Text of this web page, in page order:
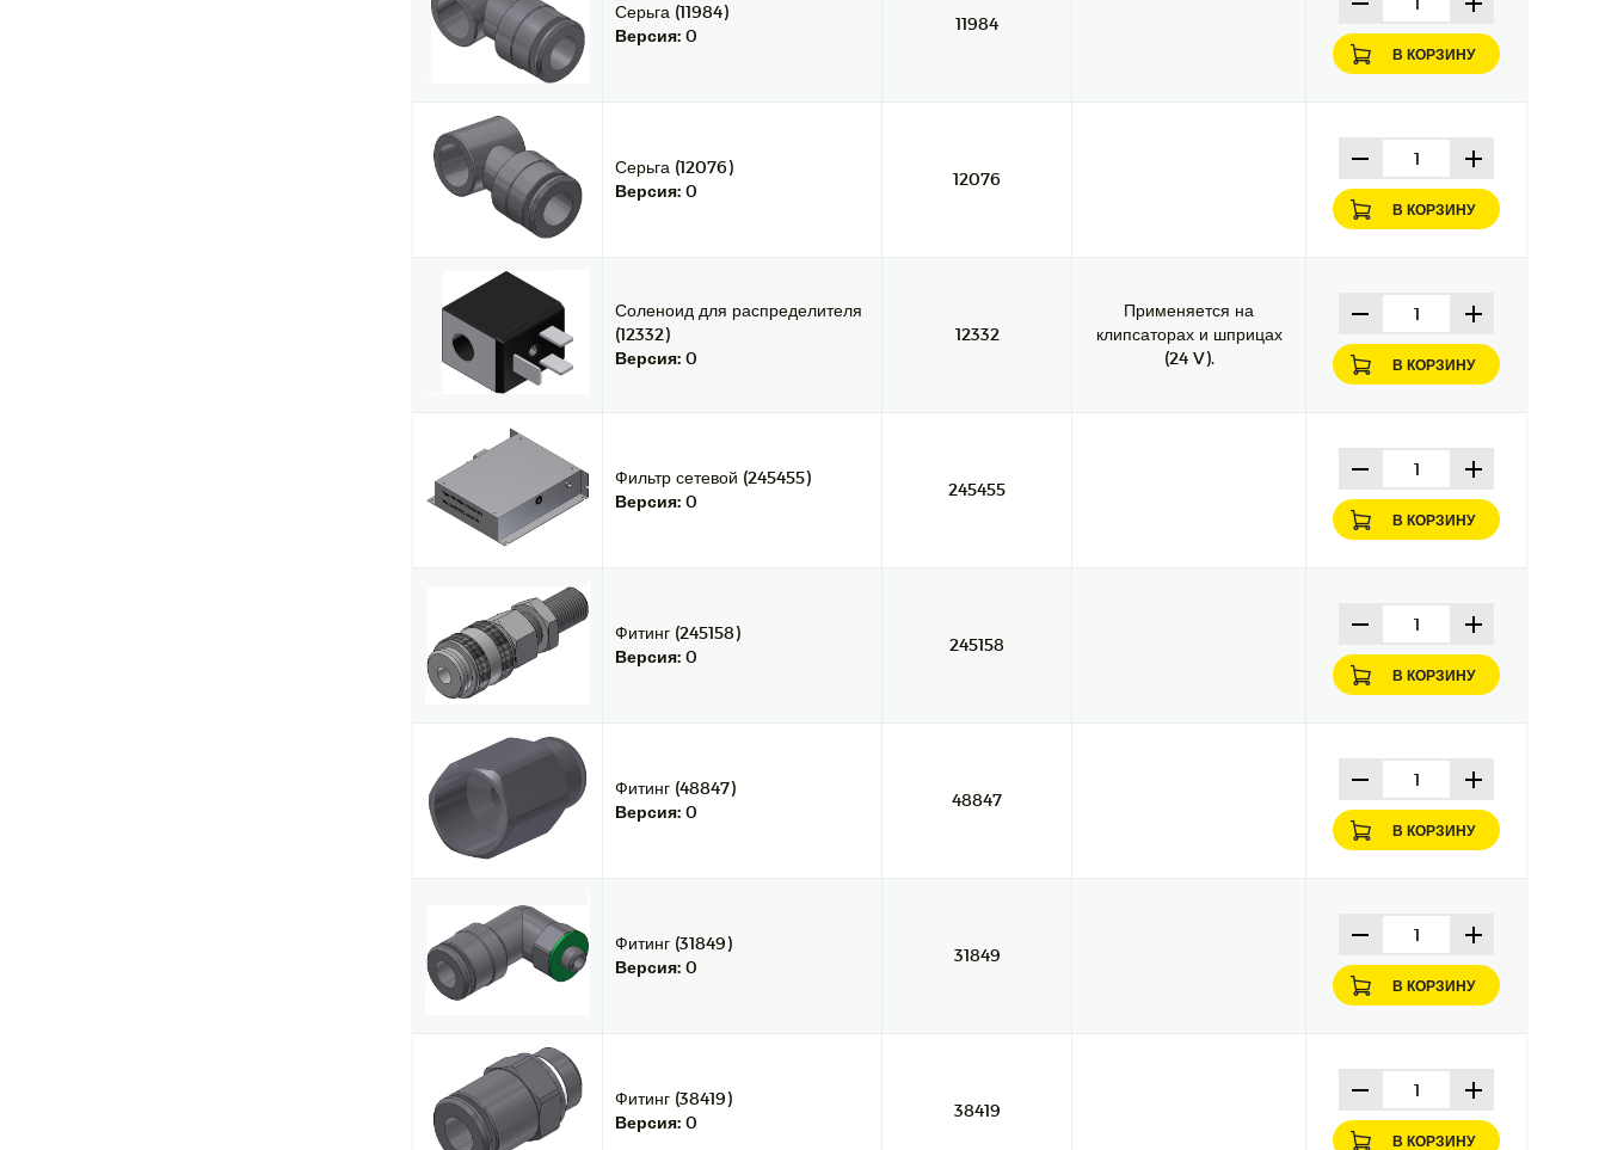
Серьга (11984)
Версия: 0
11984
В КОРЗИНУ
Серьга (12076)
Версия: 0
12076
В КОРЗИНУ
Соленоид для распределителя
(12332)
Версия: 0
12332
Применяется на
клипсаторах и шприцах
(24 V).
В КОРЗИНУ
Фильтр сетевой (245455)
Версия: 0
245455
В КОРЗИНУ
Фитинг (245158)
Версия: 0
245158
В КОРЗИНУ
Фитинг (48847)
Версия: 0
48847
В КОРЗИНУ
Фитинг (31849)
Версия: 0
31849
В КОРЗИНУ
Фитинг (38419)
Версия: 0
38419
В КОРЗИНУ